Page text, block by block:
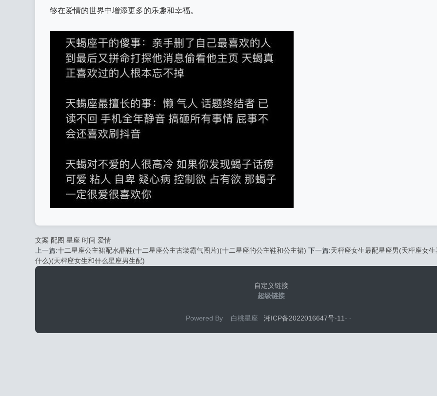
够在爱情的世界中增添更多的乐趣和幸福。
文案 配图 星座 时间 爱情
上一篇:十二星座公主裙配水晶鞋(十二星座公主古装霸气图片)(十二星座的公主鞋和公主裙) 下一篇:天枰座女生最配星座男(天枰座女生
什么)(天枰座女生和什么星座男生配)
自定义链接
超级链接
Powered By 白桃星座 湘ICP备2022016647号-11- -